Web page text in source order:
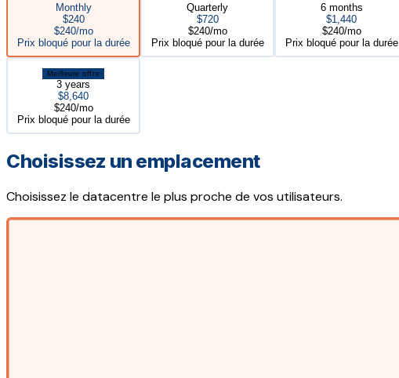
Monthly
$240
$240/mo
Prix bloqué pour la durée
Quarterly
$720
$240/mo
Prix bloqué pour la durée
6 months
$1,440
$240/mo
Prix bloqué pour la durée
Meilleure offre
3 years
$8,640
$240/mo
Prix bloqué pour la durée
Choisissez un emplacement
Choisissez le datacentre le plus proche de vos utilisateurs.